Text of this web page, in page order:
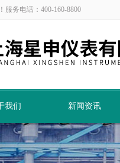
务电话：400-160-8800
我们 新闻资讯